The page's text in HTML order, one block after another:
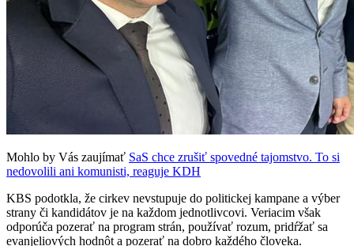
Mohlo by Vás zaujímať SaS chce zrušiť spovedné tajomstvo. To si
nedovolili ani komunisti, reaguje KDH
KBS podotkla, že cirkev nevstupuje do politickej kampane a výber
strany či kandidátov je na každom jednotlivcovi. Veriacim však
odporúča pozerať na program strán, používať rozum, pridŕžať sa
evanjeliových hodnôt a pozerať na dobro každého človeka.